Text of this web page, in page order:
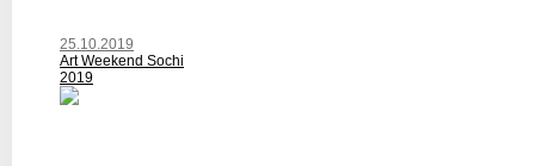
25.10.2019
Art Weekend Sochi
2019